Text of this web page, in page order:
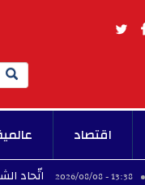
Search
اقتصاد
اتّحاد الشغل ينعى